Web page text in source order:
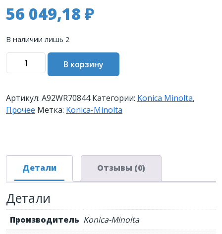
56 049,18 ₽
В наличии лишь 2
Количество
товара
ленты
второго
переноса
Belt
AccurioPress
C6085
(A92WR70800/A92WR70844)
В корзину
Артикул: A92WR70844 Категории: Konica Minolta,
Прочее Метка: Konica-Minolta
Детали Отзывы (0)
Детали
Производитель Konica-Minolta